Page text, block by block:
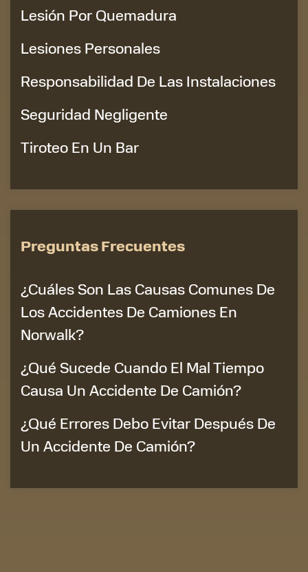
Lesión Por Quemadura
Lesiones Personales
Responsabilidad De Las Instalaciones
Seguridad Negligente
Tiroteo En Un Bar
Preguntas Frecuentes
¿Cuáles Son Las Causas Comunes De
Los Accidentes De Camiones En
Norwalk?
¿Qué Sucede Cuando El Mal Tiempo
Causa Un Accidente De Camión?
¿Qué Errores Debo Evitar Después De
Un Accidente De Camión?